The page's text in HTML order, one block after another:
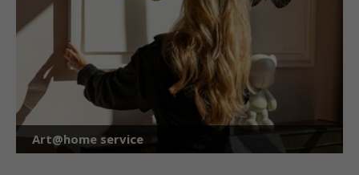
Art@home service